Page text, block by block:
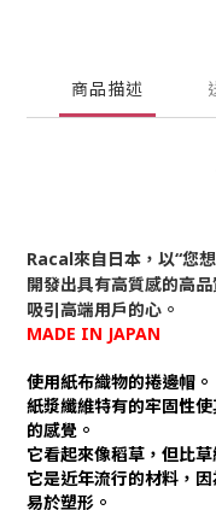
商品描述
Racal來自日本，以“您
開發出具有高質感的高
吸引高端用戶的心。
MADE IN JAPAN
使用紙布織物的捲邊帽。
紙漿纖維特有的牢固性
的感覺。
它看起來像稻草，但比
它是近年流行的材料，
易於塑形。